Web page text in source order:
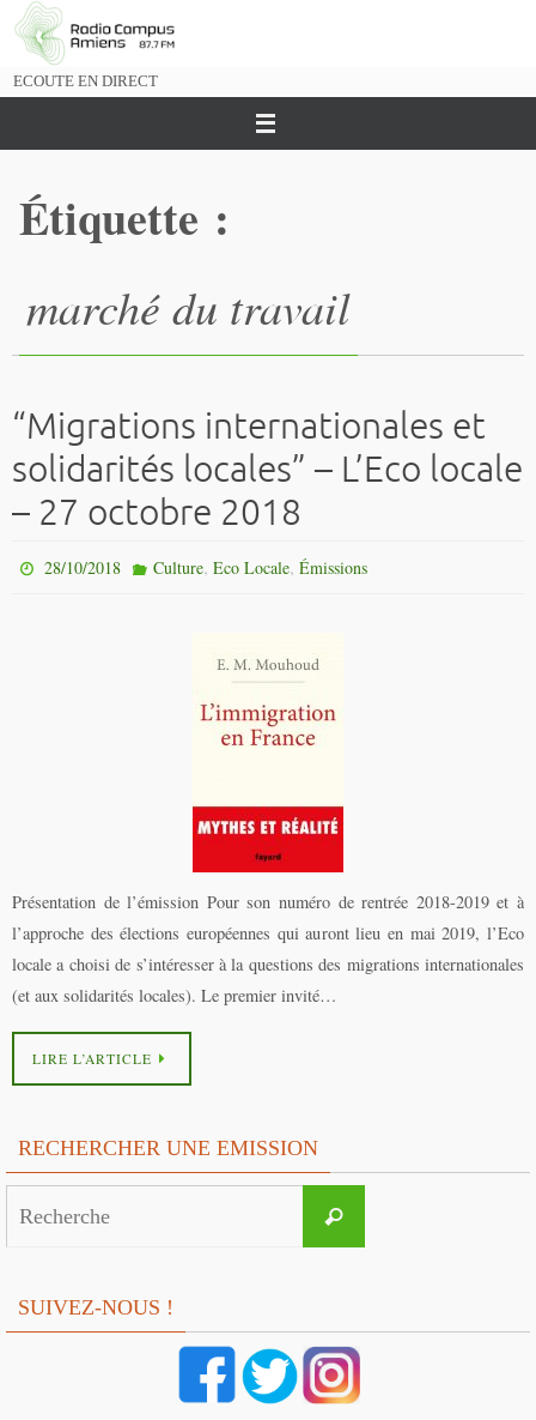
Passer
vers
ECOUTE EN DIRECT
Étiquette :
marché du travail
“Migrations internationales et
solidarités locales” – L’Eco locale
– 27 octobre 2018
28/10/2018 Culture, Eco Locale, Émissions
Présentation de l’émission Pour son numéro de rentrée 2018-2019 et à
l’approche des élections européennes qui auront lieu en mai 2019, l’Eco
locale a choisi de s’intéresser à la questions des migrations internationales
(et aux solidarités locales). Le premier invité…
LIRE L’ARTICLE
RECHERCHER UNE EMISSION
Recherche
SUIVEZ-NOUS !